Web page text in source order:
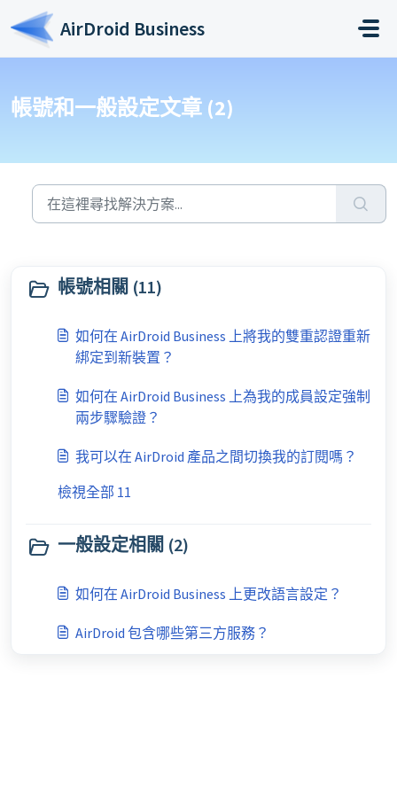
略過至主要內容
AirDroid Business
帳號和一般設定文章 (2)
帳號相關 (11)
如何在 AirDroid Business 上將我的雙重認證重新
綁定到新裝置？
如何在 AirDroid Business 上為我的成員設定強制
兩步驟驗證？
我可以在 AirDroid 產品之間切換我的訂閱嗎？
檢視全部 11
一般設定相關 (2)
如何在 AirDroid Business 上更改語言設定？
AirDroid 包含哪些第三方服務？